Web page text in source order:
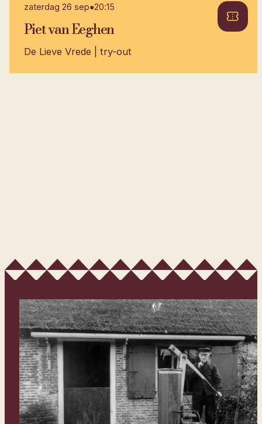
zaterdag 26 sep●20:15
Piet van Eeghen
De Lieve Vrede | try-out